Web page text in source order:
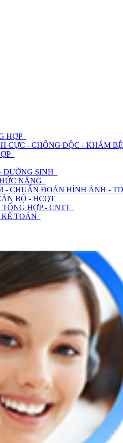
HỢP
CỰC - CHỐNG ĐỘC - KHÁM
DƯỠNG SINH
NĂNG
- CHUẨN ĐOÁN HÌNH ẢNH -
BỘ - HCQT
HỢP - CNTT
TOÁN